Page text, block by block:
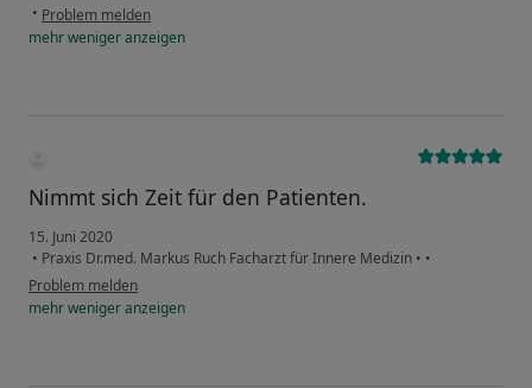
• Problem melden
mehrwenigeranzeigen
Nimmt sich Zeit für den Patienten.
15. Juni 2020
• Praxis Dr.med. Markus Ruch Facharzt für Innere Medizin • •
Problem melden
mehrwenigeranzeigen